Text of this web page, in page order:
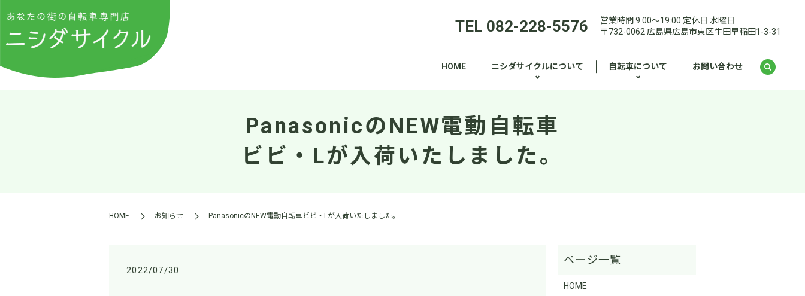
TEL 082-228-5576
営業時間 9:00～19:00 定休日 水曜日
〒732-0062 広島県広島市東区牛田早稲田1-3-31
HOME ニシダサイクルについて 自転車について お問い合わせ
PanasonicのNEW電動自転車
ビビ・Lが入荷いたしました。
HOME お知らせ PanasonicのNEW電動自転車ビビ・Lが入荷いたしました。
2022/07/30
HOME